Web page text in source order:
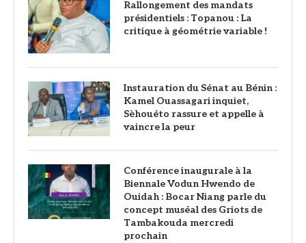
Rallongement des mandats
présidentiels : Topanou : La
critique à géométrie variable !
Instauration du Sénat au Bénin :
Kamel Ouassagari inquiet,
Sèhouéto rassure et appelle à
vaincre la peur
Conférence inaugurale à la
Biennale Vodun Hwendo de
Ouidah : Bocar Niang parle du
concept muséal des Griots de
Tambakouda mercredi
prochain